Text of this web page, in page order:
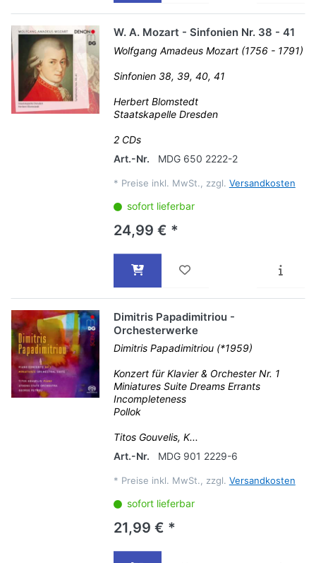
W. A. Mozart - Sinfonien Nr. 38 - 41
Wolfgang Amadeus Mozart (1756 - 1791)
Sinfonien 38, 39, 40, 41
Herbert Blomstedt
Staatskapelle Dresden
2 CDs
Art.-Nr.
MDG 650 2222-2
* Preise inkl. MwSt., zzgl. Versandkosten
sofort lieferbar
24,99 € *
Dimitris Papadimitriou -
Orchesterwerke
Dimitris Papadimitriou (*1959)
Konzert für Klavier & Orchester Nr. 1
Miniatures Suite Dreams Errants
Incompleteness
Pollok
Titos Gouvelis, K...
Art.-Nr.
MDG 901 2229-6
* Preise inkl. MwSt., zzgl. Versandkosten
sofort lieferbar
21,99 € *